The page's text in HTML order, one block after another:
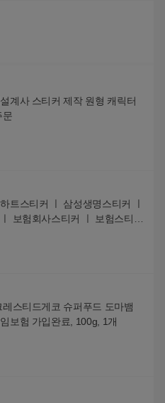
계사 스티커 제작 원형 캐릭터
문
트스티커 ㅣ 삼성생명스티커 ㅣ
보험회사스티커 ㅣ 보험스티커
보험명함 ㅣ 삼성생명ㅣ kdb생명
스티드게코 슈퍼푸드 도마뱀
보험 가입완료, 100g, 1개